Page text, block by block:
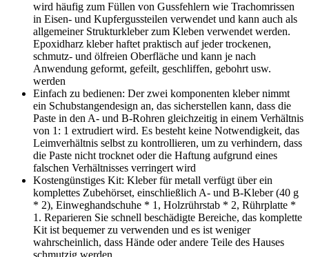
wird häufig zum Füllen von Gussfehlern wie Trachomrissen
in Eisen- und Kupfergussteilen verwendet und kann auch als
allgemeiner Strukturkleber zum Kleben verwendet werden.
Epoxidharz kleber haftet praktisch auf jeder trockenen,
schmutz- und ölfreien Oberfläche und kann je nach
Anwendung geformt, gefeilt, geschliffen, gebohrt usw.
werden
Einfach zu bedienen: Der zwei komponenten kleber nimmt
ein Schubstangendesign an, das sicherstellen kann, dass die
Paste in den A- und B-Rohren gleichzeitig in einem Verhältnis
von 1: 1 extrudiert wird. Es besteht keine Notwendigkeit, das
Leimverhältnis selbst zu kontrollieren, um zu verhindern, dass
die Paste nicht trocknet oder die Haftung aufgrund eines
falschen Verhältnisses verringert wird
Kostengünstiges Kit: Kleber für metall verfügt über ein
komplettes Zubehörset, einschließlich A- und B-Kleber (40 g
* 2), Einweghandschuhe * 1, Holzrührstab * 2, Rührplatte *
1. Reparieren Sie schnell beschädigte Bereiche, das komplette
Kit ist bequemer zu verwenden und es ist weniger
wahrscheinlich, dass Hände oder andere Teile des Hauses